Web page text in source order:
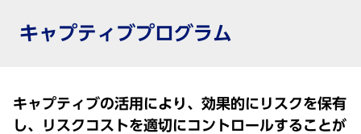
キャプティブプログラム
キャプティブの活用により、効果的にリスクを保有
し、リスクコストを適切にコントロールすることが